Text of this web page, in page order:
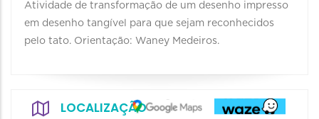
Atividade de transformação de um desenho impresso
em desenho tangível para que sejam reconhecidos
pelo tato. Orientação: Waney Medeiros.
LOCALIZAÇÃO